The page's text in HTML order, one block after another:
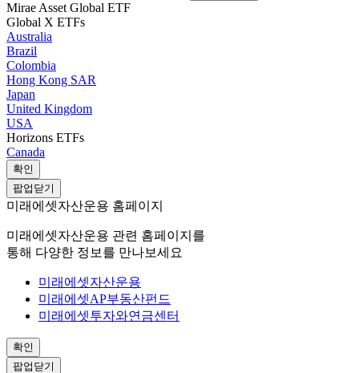
Mirae Asset Global ETF
Global X ETFs
Australia
Brazil
Colombia
Hong Kong SAR
Japan
United Kingdom
USA
Horizons ETFs
Canada
확인
팝업닫기
미래에셋자산운용 홈페이지
미래에셋자산운용 관련 홈페이지를
통해 다양한 정보를 만나보세요
미래에셋자산운용
미래에셋AP부동산펀드
미래에셋투자와연금센터
확인
팝업닫기